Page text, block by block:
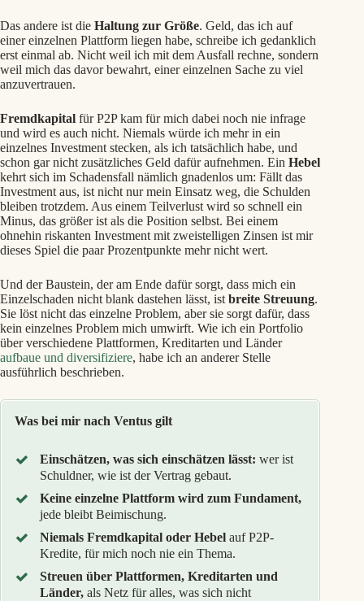
Das andere ist die Haltung zur Größe. Geld, das ich auf
einer einzelnen Plattform liegen habe, schreibe ich gedanklich
erst einmal ab. Nicht weil ich mit dem Ausfall rechne, sondern
weil mich das davor bewahrt, einer einzelnen Sache zu viel
anzuvertrauen.
Fremdkapital für P2P kam für mich dabei noch nie infrage
und wird es auch nicht. Niemals würde ich mehr in ein
einzelnes Investment stecken, als ich tatsächlich habe, und
schon gar nicht zusätzliches Geld dafür aufnehmen. Ein Hebel
kehrt sich im Schadensfall nämlich gnadenlos um: Fällt das
Investment aus, ist nicht nur mein Einsatz weg, die Schulden
bleiben trotzdem. Aus einem Teilverlust wird so schnell ein
Minus, das größer ist als die Position selbst. Bei einem
ohnehin riskanten Investment mit zweistelligen Zinsen ist mir
dieses Spiel die paar Prozentpunkte mehr nicht wert.
Und der Baustein, der am Ende dafür sorgt, dass mich ein
Einzelschaden nicht blank dastehen lässt, ist breite Streuung.
Sie löst nicht das einzelne Problem, aber sie sorgt dafür, dass
kein einzelnes Problem mich umwirft. Wie ich ein Portfolio
über verschiedene Plattformen, Kreditarten und Länder
aufbaue und diversifiziere, habe ich an anderer Stelle
ausführlich beschrieben.
Was bei mir nach Ventus gilt
Einschätzen, was sich einschätzen lässt: wer ist
Schuldner, wie ist der Vertrag gebaut.
Keine einzelne Plattform wird zum Fundament,
jede bleibt Beimischung.
Niemals Fremdkapital oder Hebel auf P2P-
Kredite, für mich noch nie ein Thema.
Streuen über Plattformen, Kreditarten und
Länder, als Netz für alles, was sich nicht